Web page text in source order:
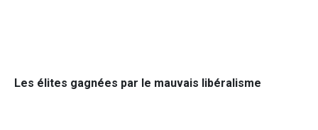
Les élites gagnées par le mauvais libéralisme